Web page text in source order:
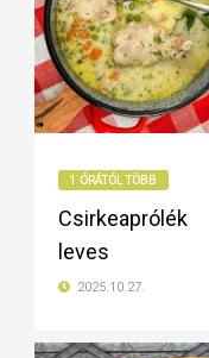
1 ÓRÁTÓL TÖBB
Csirkeaprólék
leves
2025.10.27.